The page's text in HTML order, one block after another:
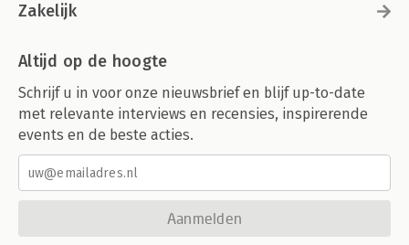
Zakelijk
Altijd op de hoogte
Schrijf u in voor onze nieuwsbrief en blijf up-to-date
met relevante interviews en recensies, inspirerende
events en de beste acties.
Aanmelden